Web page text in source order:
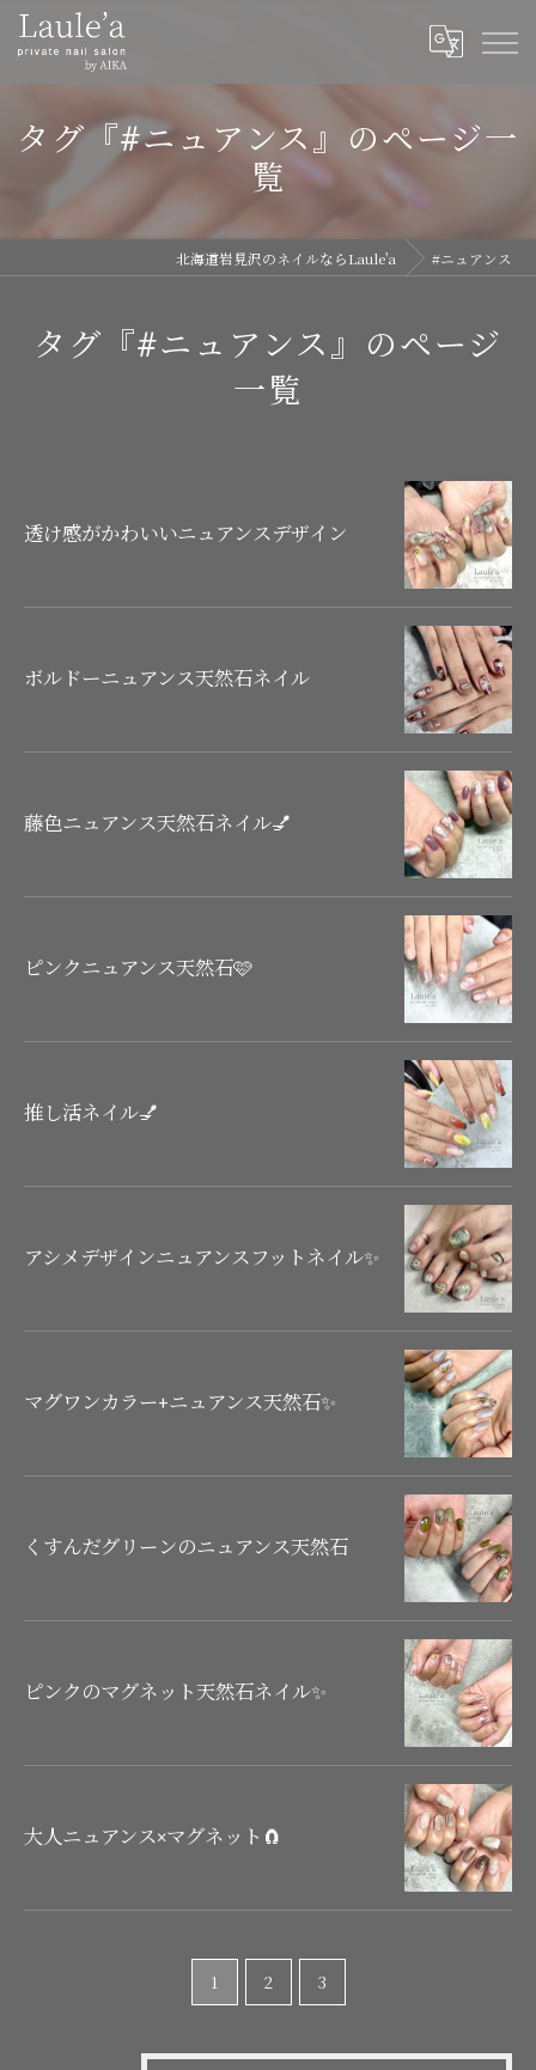
タグ『#ニュアンス』のページ一
覧
北海道岩見沢のネイルならLaule'a #ニュアンス
タグ『#ニュアンス』のページ
一覧
透け感がかわいいニュアンスデザイン
ボルドーニュアンス天然石ネイル
藤色ニュアンス天然石ネイル💅
ピンクニュアンス天然石🩷
推し活ネイル💅
アシメデザインニュアンスフットネイル✨
マグワンカラー+ニュアンス天然石✨
くすんだグリーンのニュアンス天然石
ピンクのマグネット天然石ネイル✨
大人ニュアンス×マグネット🧲
1 2 3